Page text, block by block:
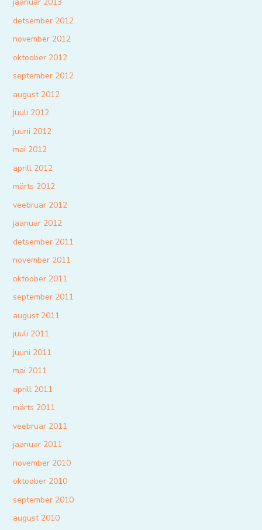
jaanuar 2013
detsember 2012
november 2012
oktoober 2012
september 2012
august 2012
juuli 2012
juuni 2012
mai 2012
aprill 2012
märts 2012
veebruar 2012
jaanuar 2012
detsember 2011
november 2011
oktoober 2011
september 2011
august 2011
juuli 2011
juuni 2011
mai 2011
aprill 2011
märts 2011
veebruar 2011
jaanuar 2011
november 2010
oktoober 2010
september 2010
august 2010